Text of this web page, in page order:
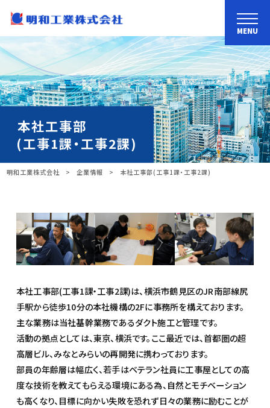
MENU
本社工事部
(工事1課・工事2課)
明和工業株式会社 > 企業情報 > 本社工事部(工事1課・工事2課)
本社工事部(工事1課・工事2課)は、横浜市鶴見区のJR南部線尻
手駅から徒歩10分の本社機構の2Fに事務所を構えております。
主な業務は当社基幹業務であるダクト施工と管理です。
活動の拠点としては、東京、横浜です。ここ最近では、首都圏の超
高層ビル、みなとみらいの再開発に携わっております。
部員の年齢層は幅広く、若手はベテラン社員に工事屋としての高
度な技術を教えてもらえる環境にある為、自然とモチベーション
も高くなり、目標に向かい失敗を恐れず日々の業務に励むことが